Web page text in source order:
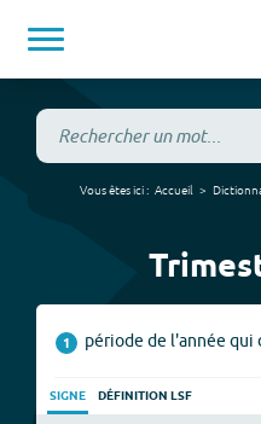
Vous êtes ici : Accueil
1 période de l'année qui
SIGNE DÉFINITION LSF